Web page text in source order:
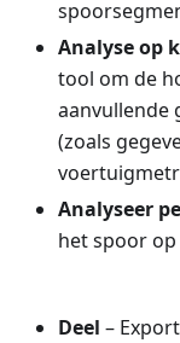
Analyse op
tool om de
aanvullende
(zoals
Analyseer
het spoor
Deel –